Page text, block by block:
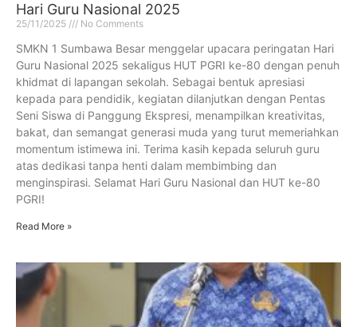
Hari Guru Nasional 2025
25/11/2025 No Comments
SMKN 1 Sumbawa Besar menggelar upacara peringatan Hari
Guru Nasional 2025 sekaligus HUT PGRI ke-80 dengan penuh
khidmat di lapangan sekolah. Sebagai bentuk apresiasi
kepada para pendidik, kegiatan dilanjutkan dengan Pentas
Seni Siswa di Panggung Ekspresi, menampilkan kreativitas,
bakat, dan semangat generasi muda yang turut memeriahkan
momentum istimewa ini. Terima kasih kepada seluruh guru
atas dedikasi tanpa henti dalam membimbing dan
menginspirasi. Selamat Hari Guru Nasional dan HUT ke-80
PGRI!
Read More »